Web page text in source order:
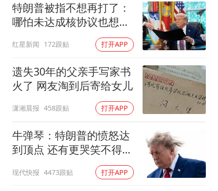
特朗普被指不想再打了：
哪怕未达成核协议也想退
红星新闻 172跟贴 打开APP
遗失30年的父亲手写家书
火了 网友淘到后寄给女儿
潇湘晨报 458跟贴 打开APP
牛弹琴：特朗普的愤怒达
到顶点 还有更哭笑不得一
现代快报 4473跟贴 打开APP